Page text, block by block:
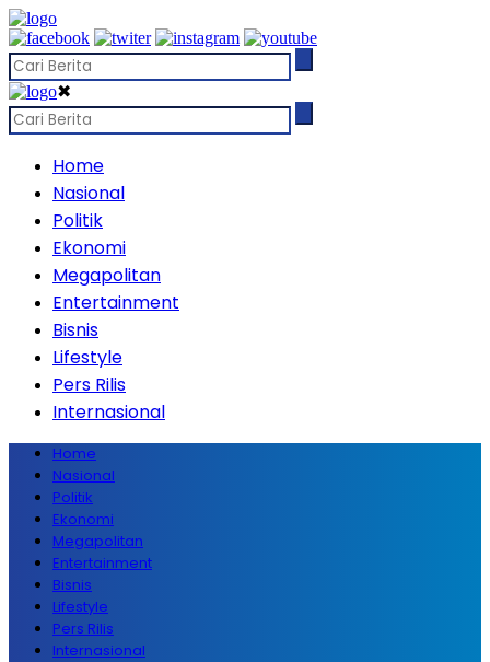
✖
Home
Nasional
Politik
Ekonomi
Megapolitan
Entertainment
Bisnis
Lifestyle
Pers Rilis
Internasional
Home
Nasional
Politik
Ekonomi
Megapolitan
Entertainment
Bisnis
Lifestyle
Pers Rilis
Internasional